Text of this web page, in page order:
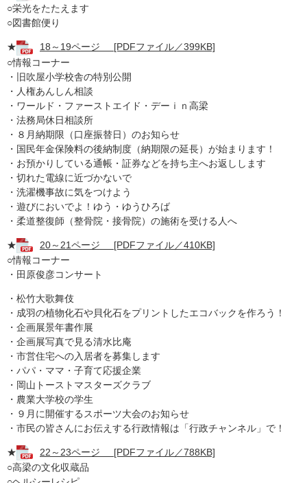
○栄光をたたえます
○図書館便り
★
18～19ページ [PDFファイル／399KB]
○情報コーナー
・旧吹屋小学校舎の特別公開
・人権あんしん相談
・ワールド・ファーストエイド・デーｉｎ高梁
・法務局休日相談所
・８月納期限（口座振替日）のお知らせ
・国民年金保険料の後納制度（納期限の延長）が始まります！
・お預かりしている通帳・証券などを持ち主へお返しします
・切れた電線に近づかないで
・洗濯機事故に気をつけよう
・遊びにおいでよ！ゆう・ゆうひろば
・柔道整復師（整骨院・接骨院）の施術を受ける人へ
★
20～21ページ [PDFファイル／410KB]
○情報コーナー
・田原俊彦コンサート
・松竹大歌舞伎
・成羽の植物化石や貝化石をプリントしたエコバックを作ろう！
・企画展景年書作展
・企画展写真で見る清水比庵
・市営住宅への入居者を募集します
・パパ・ママ・子育て応援企業
・岡山トーストマスターズクラブ
・農業大学校の学生
・９月に開催するスポーツ大会のお知らせ
・市民の皆さんにお伝えする行政情報は「行政チャンネル」で！
★
22～23ページ [PDFファイル／788KB]
○高梁の文化収蔵品